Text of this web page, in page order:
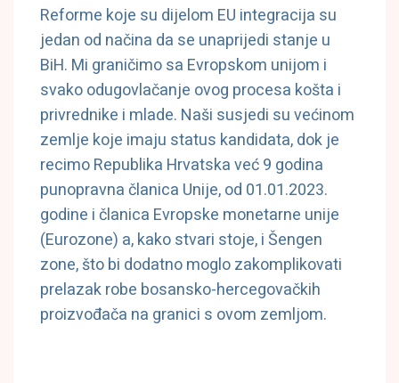
Reforme koje su dijelom EU integracija su
jedan od načina da se unaprijedi stanje u
BiH. Mi graničimo sa Evropskom unijom i
svako odugovlačanje ovog procesa košta i
privrednike i mlade. Naši susjedi su većinom
zemlje koje imaju status kandidata, dok je
recimo Republika Hrvatska već 9 godina
punopravna članica Unije, od 01.01.2023.
godine i članica Evropske monetarne unije
(Eurozone) a, kako stvari stoje, i Šengen
zone, što bi dodatno moglo zakomplikovati
prelazak robe bosansko-hercegovačkih
proizvođača na granici s ovom zemljom.